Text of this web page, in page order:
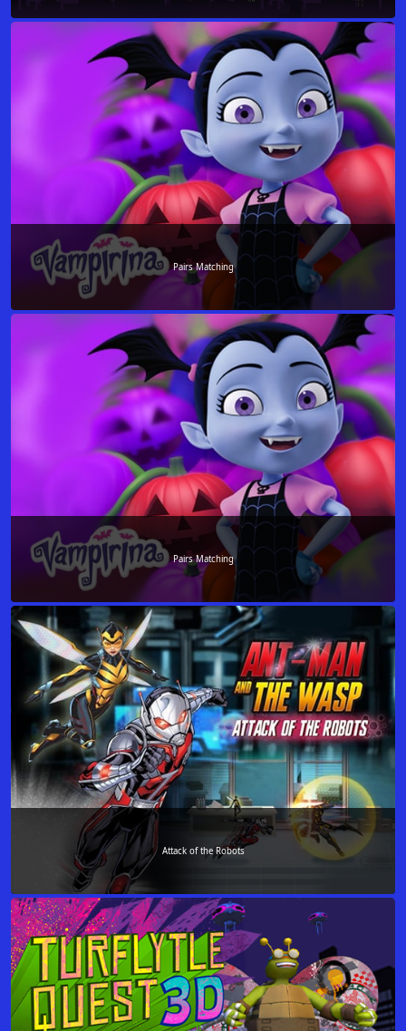
Pairs Matching
Pairs Matching
Attack of the Robots